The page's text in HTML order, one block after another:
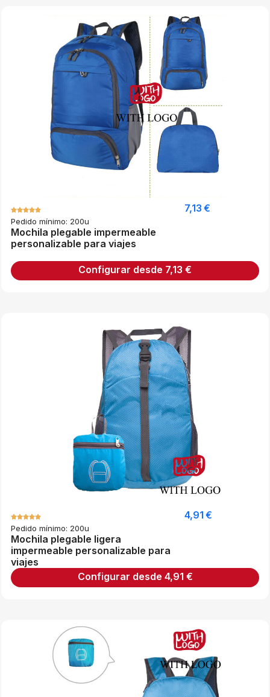
Pedido mínimo: 200u
Mochila plegable impermeable
personalizable para viajes
7,13€
Configurar desde 7,13 €
Pedido mínimo: 200u
Mochila plegable ligera
impermeable personalizable para
viajes
4,91€
Configurar desde 4,91 €